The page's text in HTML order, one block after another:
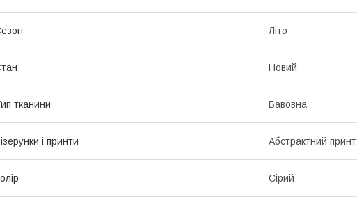
Літо
Новий
тканини Бавовна
і принти Абстрактний принт
Сірий